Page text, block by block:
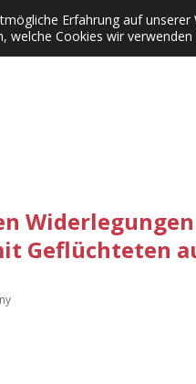
Instagrams Contact
Geflüchteten
Erfahrung auf unserer
welche Cookies wir